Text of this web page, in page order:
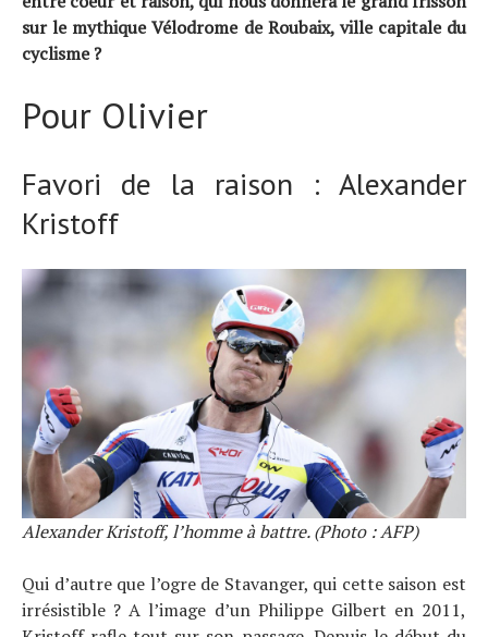
sur le mythique Vélodrome de Roubaix, ville capitale du
cyclisme ?
Pour Olivier
Favori de la raison : Alexander
Kristoff
Alexander Kristoff, l’homme à battre. (Photo : AFP)
Qui d’autre que l’ogre de Stavanger, qui cette saison est
irrésistible ? A l’image d’un Philippe Gilbert en 2011,